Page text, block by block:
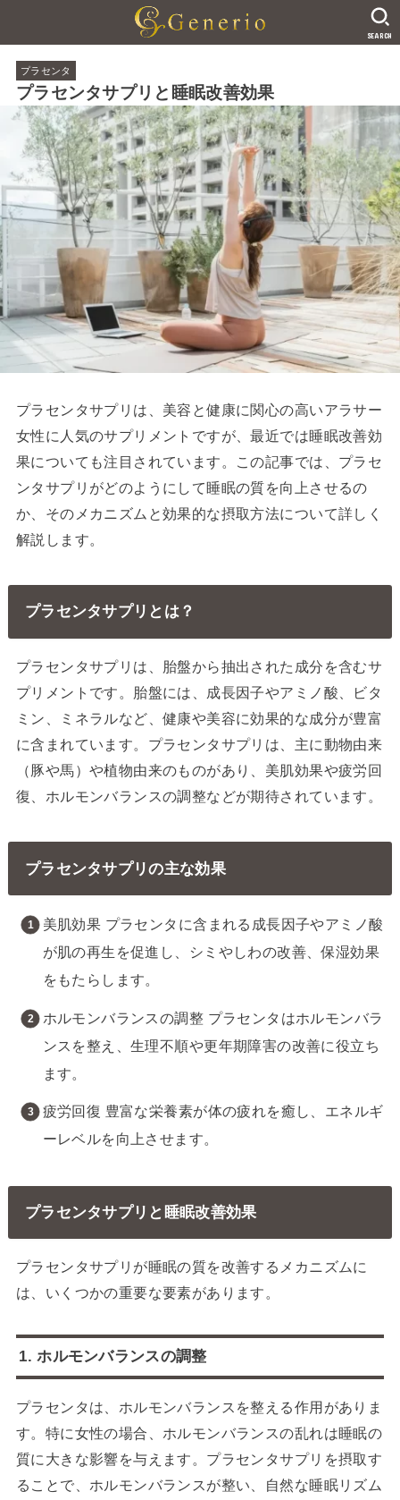
SEARCH
プラセンタ
プラセンタサプリと睡眠改善効果
プラセンタサプリは、美容と健康に関心の高いアラサー
女性に人気のサプリメントですが、最近では睡眠改善効
果についても注目されています。この記事では、プラセ
ンタサプリがどのようにして睡眠の質を向上させるの
か、そのメカニズムと効果的な摂取方法について詳しく
解説します。
プラセンタサプリとは？
プラセンタサプリは、胎盤から抽出された成分を含むサ
プリメントです。胎盤には、成長因子やアミノ酸、ビタ
ミン、ミネラルなど、健康や美容に効果的な成分が豊富
に含まれています。プラセンタサプリは、主に動物由来
（豚や馬）や植物由来のものがあり、美肌効果や疲労回
復、ホルモンバランスの調整などが期待されています。
プラセンタサプリの主な効果
美肌効果 プラセンタに含まれる成長因子やアミノ酸
が肌の再生を促進し、シミやしわの改善、保湿効果
をもたらします。
ホルモンバランスの調整 プラセンタはホルモンバラ
ンスを整え、生理不順や更年期障害の改善に役立ち
ます。
疲労回復 豊富な栄養素が体の疲れを癒し、エネルギ
ーレベルを向上させます。
プラセンタサプリと睡眠改善効果
プラセンタサプリが睡眠の質を改善するメカニズムに
は、いくつかの重要な要素があります。
1. ホルモンバランスの調整
プラセンタは、ホルモンバランスを整える作用がありま
す。特に女性の場合、ホルモンバランスの乱れは睡眠の
質に大きな影響を与えます。プラセンタサプリを摂取す
ることで、ホルモンバランスが整い、自然な睡眠リズム